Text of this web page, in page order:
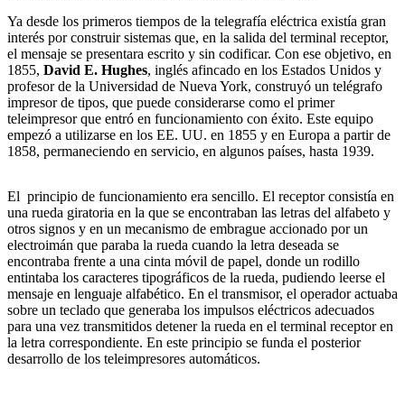
Ya desde los primeros tiempos de la telegrafía eléctrica existía gran
interés por construir sistemas que, en la salida del terminal receptor,
el mensaje se presentara escrito y sin codificar. Con ese objetivo, en
1855, David E. Hughes, inglés afincado en los Estados Unidos y
profesor de la Universidad de Nueva York, construyó un telégrafo
impresor de tipos, que puede considerarse como el primer
teleimpresor que entró en funcionamiento con éxito. Este equipo
empezó a utilizarse en los EE. UU. en 1855 y en Europa a partir de
1858, permaneciendo en servicio, en algunos países, hasta 1939.
El principio de funcionamiento era sencillo. El receptor consistía en
una rueda giratoria en la que se encontraban las letras del alfabeto y
otros signos y en un mecanismo de embrague accionado por un
electroimán que paraba la rueda cuando la letra deseada se
encontraba frente a una cinta móvil de papel, donde un rodillo
entintaba los caracteres tipográficos de la rueda, pudiendo leerse el
mensaje en lenguaje alfabético. En el transmisor, el operador actuaba
sobre un teclado que generaba los impulsos eléctricos adecuados
para una vez transmitidos detener la rueda en el terminal receptor en
la letra correspondiente. En este principio se funda el posterior
desarrollo de los teleimpresores automáticos.